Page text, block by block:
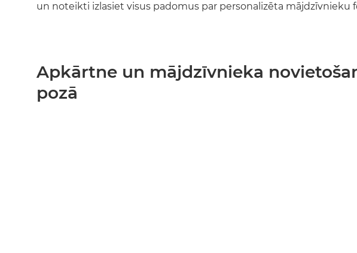
un noteikti izlasiet visus padomus par personalizēta mājdzīvnieku
Apkārtne un mājdzīvnieka
pozā